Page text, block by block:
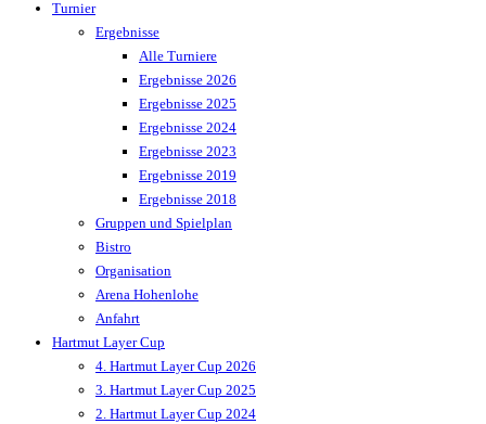
Turnier
Ergebnisse
Alle Turniere
Ergebnisse 2026
Ergebnisse 2025
Ergebnisse 2024
Ergebnisse 2023
Ergebnisse 2019
Ergebnisse 2018
Gruppen und Spielplan
Bistro
Organisation
Arena Hohenlohe
Anfahrt
Hartmut Layer Cup
4. Hartmut Layer Cup 2026
3. Hartmut Layer Cup 2025
2. Hartmut Layer Cup 2024